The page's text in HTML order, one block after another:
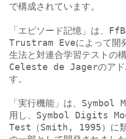
で構成されています。
「エピソード記憶」は、
Trustram Eveによって開
生法と対連合学習テストの
Celeste de Jagerのアド
す。
「実行機能」は、Symbol
用し、Symbol Digits
Test（Smith, 1995）に類